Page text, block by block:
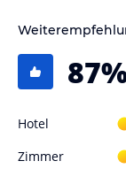
87
Hotel
Zimmer